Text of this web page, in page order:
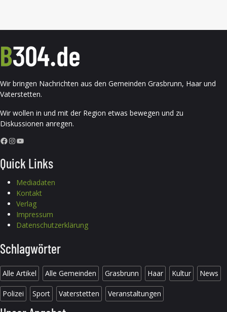
Wir bringen Nachrichten aus den Gemeinden Grasbrunn, Haar und
Vaterstetten.
Wir wollen in und mit der Region etwas bewegen und zu
Diskussionen anregen.
Facebook InstagramYouTube
Quick Links
Mediadaten
Kontakt
Verlag
Impressum
Datenschutzerklärung
Schlagwörter
Alle Artikel Alle Gemeinden Grasbrunn Haar Kultur News
Polizei Sport Vaterstetten Veranstaltungen